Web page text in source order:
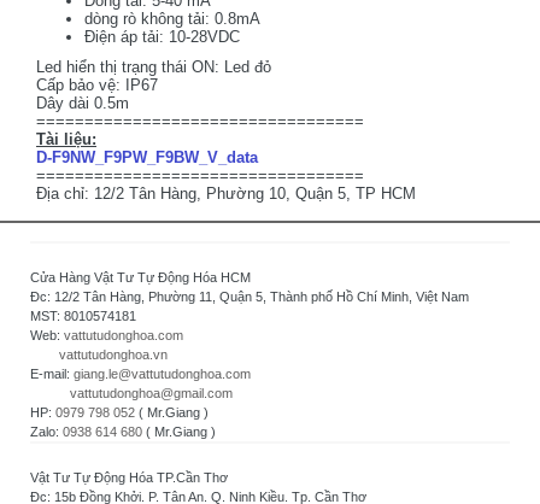
dòng rò không tải: 0.8mA
Điện áp tải: 10-28VDC
Led hiển thị trạng thái ON: Led đỏ
Cấp bảo vệ: IP67
Dây dài 0.5m
==================================
Tài liệu:
D-F9NW_F9PW_F9BW_V_data
==================================
Địa chỉ: 12/2 Tân Hàng, Phường 10, Quận 5, TP HCM
Cửa Hàng Vật Tư Tự Động Hóa HCM
Đc: 12/2 Tân Hàng, Phường 11, Quận 5, Thành phố Hồ Chí Minh, Việt Nam
MST: 8010574181
Web: vattutudonghoa.com
vattutudonghoa.vn
E-mail: giang.le@vattutudonghoa.com
vattutudonghoa@gmail.com
HP: 0979 798 052 ( Mr.Giang )
Zalo: 0938 614 680 ( Mr.Giang )
Vật Tư Tự Động Hóa TP.Cần Thơ
Đc: 15b Đồng Khởi. P. Tân An. Q. Ninh Kiều. Tp. Cần Thơ